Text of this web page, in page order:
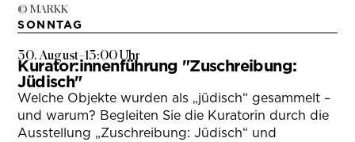
© MARKK
SONNTAG
30. August–13:00 Uhr
Kurator:innenführung "Zuschreibung:
Jüdisch"
Welche Objekte wurden als „jüdisch“ gesammelt –
und warum? Begleiten Sie die Kuratorin durch die
Ausstellung „Zuschreibung: Jüdisch“ und